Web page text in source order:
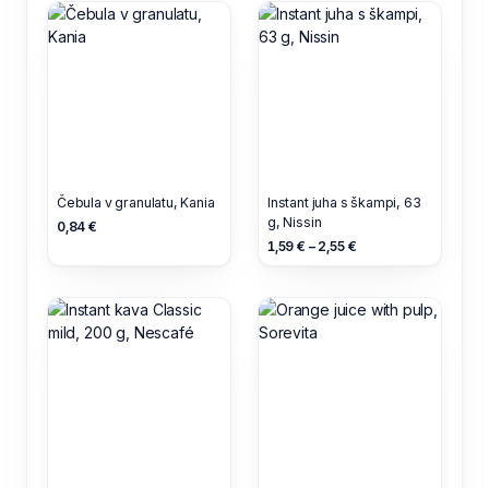
Čebula v granulatu, Kania
0,84 €
Instant juha s škampi, 63
g, Nissin
1,59 € – 2,55 €